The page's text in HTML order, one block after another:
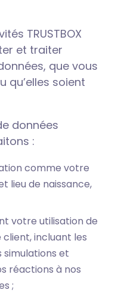
TRUSTBOX
et traiter
que vous
qu’elles soient
données
:
comme votre
lieu de naissance,
votre utilisation de
incluant les
simulations et
réactions à nos
;